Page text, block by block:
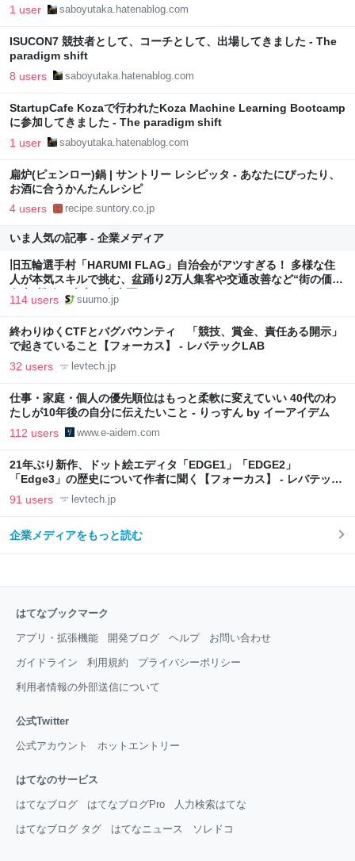
1 user saboyutaka.hatenablog.com
ISUCON7 競技者として、コーチとして、出場してきました - The
paradigm shift
8 users saboyutaka.hatenablog.com
StartupCafe Kozaで行われたKoza Machine Learning Bootcamp
に参加してきました - The paradigm shift
1 user saboyutaka.hatenablog.com
扁炉(ピェンロー)鍋 | サントリー レシピッタ - あなたにぴったり、
お酒に合うかんたんレシピ
4 users recipe.suntory.co.jp
いま人気の記事 - 企業メディア
旧五輪選手村「HARUMI FLAG」自治会がアツすぎる！ 多様な住
人が本気スキルで挑む、盆踊り2万人集客や交通改善など“街の価値
向上”戦略 東京・中央区
114 users suumo.jp
終わりゆくCTFとバグバウンティ 「競技、賞金、責任ある開示」
で起きていること【フォーカス】 - レバテックLAB
32 users levtech.jp
仕事・家庭・個人の優先順位はもっと柔軟に変えていい 40代のわ
たしが10年後の自分に伝えたいこと - りっすん by イーアイデム
112 users www.e-aidem.com
21年ぶり新作、ドット絵エディタ「EDGE1」「EDGE2」
「Edge3」の歴史について作者に聞く【フォーカス】 - レバテック
LAB
91 users levtech.jp
企業メディアをもっと読む
はてなブックマーク
アプリ・拡張機能 開発ブログ ヘルプ お問い合わせ
ガイドライン 利用規約 プライバシーポリシー
利用者情報の外部送信について
公式Twitter
公式アカウント ホットエントリー
はてなのサービス
はてなブログ はてなブログPro 人力検索はてな
はてなブログ タグ はてなニュース ソレドコ